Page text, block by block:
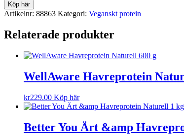
Köp här
Artikelnr: 88863 Kategori: Veganskt protein
Relaterade produkter
WellAware Havreprotein
kr229.00 Köp här
Better You Ärt &amp